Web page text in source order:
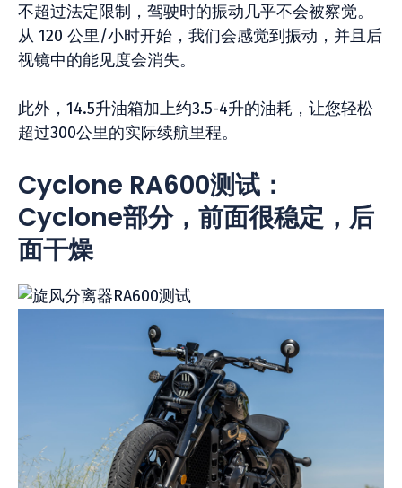
不超过法定限制，驾驶时的振动几乎不会被察觉。
从 120 公里/小时开始，我们会感觉到振动，并且后
视镜中的能见度会消失。
此外，14.5升油箱加上约3.5-4升的油耗，让您轻松
超过300公里的实际续航里程。
Cyclone RA600测试：
Cyclone部分，前面很稳定，后
面干燥